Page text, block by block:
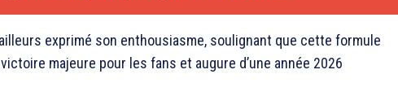
exprimé son enthousiasme, soulignant que cette formule
majeure pour les fans et augure d’une année 2026